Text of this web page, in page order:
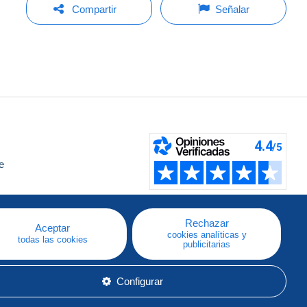
Compartir Señalar
Aceptar
todas las cookies
Rechazar
cookies analíticas y
publicitarias
Configurar